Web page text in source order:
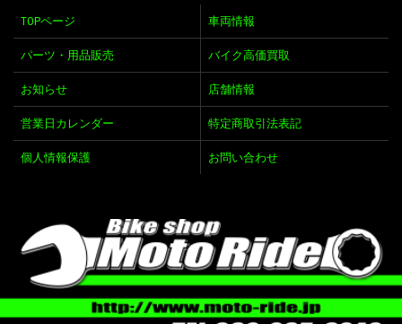
TOPページ 車両情報
パーツ・用品販売 バイク高価買取
お知らせ 店舗情報
営業日カレンダー 特定商取引法表記
個人情報保護 お問い合わせ